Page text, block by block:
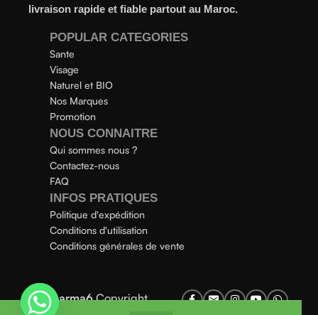
livraison rapide et fiable partout au Maroc.
POPULAR CATEGORIES
Sante
Visage
Naturel et BIO
Nos Marques
Promotion
NOUS CONNAITRE
Qui sommes nous ?
Contactez-nous
FAQ
INFOS PRATIQUES
Politique d'expédition
Conditions d'utilisation
Conditions générales de vente
Parapharma6Copyright